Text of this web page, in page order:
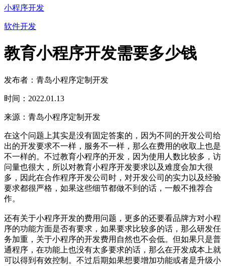
小程序开发
软件开发
教育小程序开发需要多少钱
发布者：青岛小程序定制开发
时间：2022.01.13
来源：青岛小程序定制开发
在这个问题上其实是没有固定答案的，因为不同的开发公司给
出的开发要求不一样，服务不一样，那么在费用的收取上也是
不一样的。不过教育小程序的开发，因为使用人数比较多，访
问量也很大，所以对教育小程序开发要求以及难度会加大很
多，因此在合作程序开发公司时，对开发公司的实力以及经验
要求都很严格，如果这些细节都做不到的话，一般不推荐合
作。
还有关于小程序开发的费用问题，更多的还要看品牌方对小程
序的功能方面是否有要求，如果要求比较多的话，那么研发任
务加重，关于小程序的开发费用自然也不会低。但如果只是普
通程序，在功能上也没有太多要求的话，那么在开发成本上就
可以得到有效控制。不过后期如果想要增加功能或者是升级小